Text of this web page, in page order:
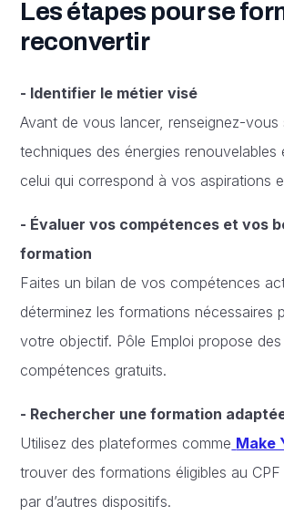
Les étapes pour se
reconvertir
- Identifier le métier visé
Avant de vous lancer, renseignez-vous
techniques des énergies renouvelables
celui qui correspond à vos aspirations
- Évaluer vos compétences et vos
formation
Faites un bilan de vos compétences
déterminez les formations nécessaires
votre objectif. Pôle Emploi propose des
compétences gratuits.
- Rechercher une formation
Utilisez des plateformes comme Make
trouver des formations éligibles au
par d’autres dispositifs.